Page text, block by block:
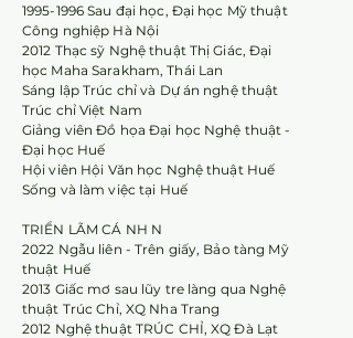
1995-1996 Sau đại học, Đại học Mỹ thuật
Công nghiệp Hà Nội
2012 Thạc sỹ Nghệ thuật Thị Giác, Đại
học Maha Sarakham, Thái Lan
Sáng lập Trúc chỉ và Dự án nghệ thuật
Trúc chỉ Việt Nam
Giảng viên Đồ họa Đại học Nghệ thuật -
Đại học Huế
Hội viên Hội Văn học Nghệ thuật Huế
Sống và làm việc tại Huế
TRIỂN LÃM CÁ NH N
2022 Ngẫu liên - Trên giấy, Bảo tàng Mỹ
thuật Huế
2013 Giấc mơ sau lũy tre làng qua Nghệ
thuật Trúc Chỉ, XQ Nha Trang
2012 Nghệ thuật TRÚC CHỈ, XQ Đà Lạt